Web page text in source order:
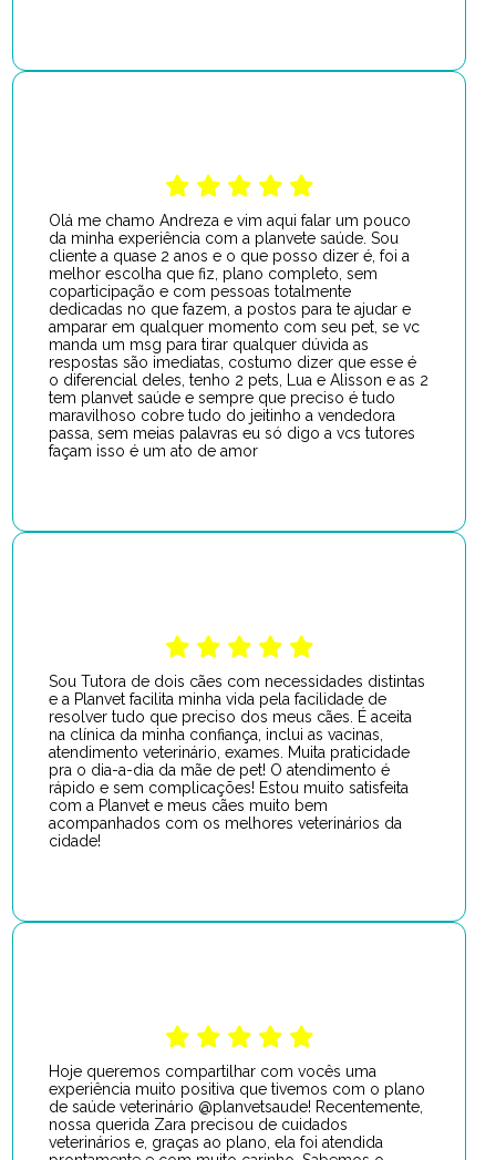
Olá me chamo Andreza e vim aqui falar um pouco
da minha experiência com a planvete saúde. Sou
cliente a quase 2 anos e o que posso dizer é, foi a
melhor escolha que fiz, plano completo, sem
coparticipação e com pessoas totalmente
dedicadas no que fazem, a postos para te ajudar e
amparar em qualquer momento com seu pet, se vc
manda um msg para tirar qualquer dúvida as
respostas são imediatas, costumo dizer que esse é
o diferencial deles, tenho 2 pets, Lua e Alisson e as 2
tem planvet saúde e sempre que preciso é tudo
maravilhoso cobre tudo do jeitinho a vendedora
passa, sem meias palavras eu só digo a vcs tutores
façam isso é um ato de amor
Sou Tutora de dois cães com necessidades distintas
e a Planvet facilita minha vida pela facilidade de
resolver tudo que preciso dos meus cães. É aceita
na clínica da minha confiança, inclui as vacinas,
atendimento veterinário, exames. Muita praticidade
pra o dia-a-dia da mãe de pet! O atendimento é
rápido e sem complicações! Estou muito satisfeita
com a Planvet e meus cães muito bem
acompanhados com os melhores veterinários da
cidade!
Hoje queremos compartilhar com vocês uma
experiência muito positiva que tivemos com o plano
de saúde veterinário @planvetsaude! Recentemente,
nossa querida Zara precisou de cuidados
veterinários e, graças ao plano, ela foi atendida